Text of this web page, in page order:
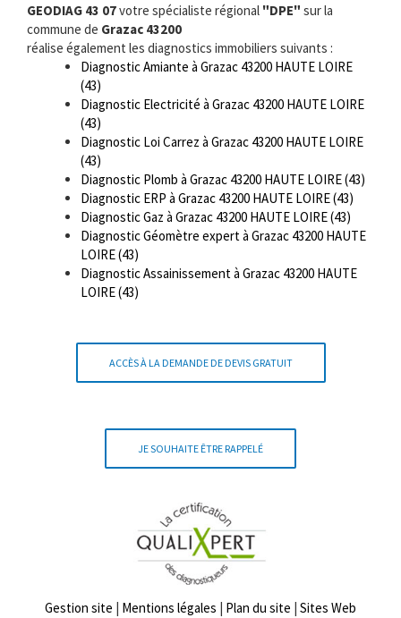
GEODIAG 43 07votre spécialiste régional "DPE" sur la
commune de Grazac 43200
réalise également les diagnostics immobiliers suivants :
Diagnostic Amiante à Grazac 43200 HAUTE LOIRE
(43)
Diagnostic Electricité à Grazac 43200 HAUTE LOIRE
(43)
Diagnostic Loi Carrez à Grazac 43200 HAUTE LOIRE
(43)
Diagnostic Plomb à Grazac 43200 HAUTE LOIRE (43)
Diagnostic ERP à Grazac 43200 HAUTE LOIRE (43)
Diagnostic Gaz à Grazac 43200 HAUTE LOIRE (43)
Diagnostic Géomètre expert à Grazac 43200 HAUTE
LOIRE (43)
Diagnostic Assainissement à Grazac 43200 HAUTE
LOIRE (43)
ACCÈS À LA DEMANDE DE DEVIS GRATUIT
JE SOUHAITE ÊTRE RAPPELÉ
Gestion site | Mentions légales | Plan du site | Sites Web